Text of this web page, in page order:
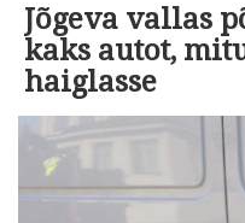
Jõgeva vallas
kaks autot,
haiglasse